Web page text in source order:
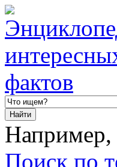
Например,
Поиск по